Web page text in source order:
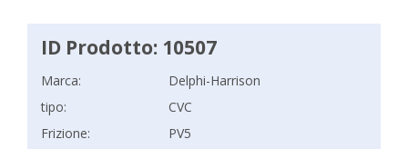
ID Prodotto: 10507
Marca:
Delphi-Harrison
tipo:
CVC
Frizione:
PV5